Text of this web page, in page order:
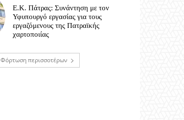
Ε.Κ. Πάτρας: Συνάντηση με τον
Υφυπουργό εργασίας για τους
εργαζόμενους της Πατραϊκής
χαρτοποιίας
Φόρτωση περισσοτέρων